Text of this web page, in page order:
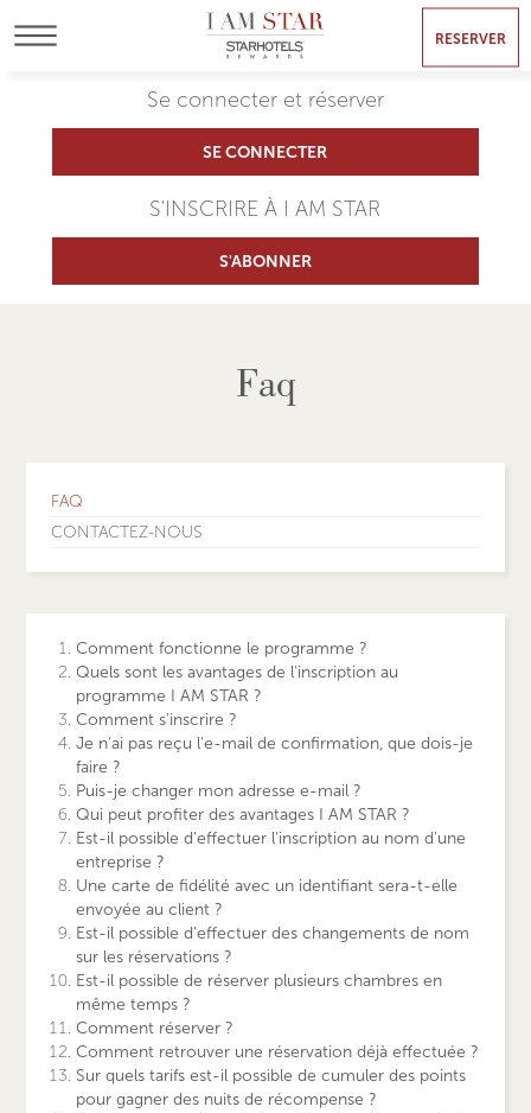
RESERVER
Se connecter et réserver
SE CONNECTER
S'INSCRIRE À I AM STAR
S'ABONNER
Faq
FAQ
CONTACTEZ-NOUS
Comment fonctionne le programme ?
Quels sont les avantages de l'inscription au
programme I AM STAR ?
Comment s'inscrire ?
Je n'ai pas reçu l'e-mail de confirmation, que dois-je
faire ?
Puis-je changer mon adresse e-mail ?
Qui peut profiter des avantages I AM STAR ?
Est-il possible d'effectuer l'inscription au nom d'une
entreprise ?
Une carte de fidélité avec un identifiant sera-t-elle
envoyée au client ?
Est-il possible d'effectuer des changements de nom
sur les réservations ?
Est-il possible de réserver plusieurs chambres en
même temps ?
Comment réserver ?
Comment retrouver une réservation déjà effectuée ?
Sur quels tarifs est-il possible de cumuler des points
pour gagner des nuits de récompense ?